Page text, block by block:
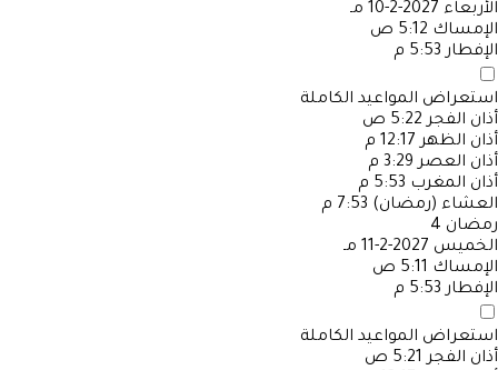
الأربعاء 2027-2-10 مـ
الإمساك 5:12 ص
الإفطار 5:53 م
استعراض المواعيد الكاملة
أذان الفجر 5:22 ص
أذان الظهر 12:17 م
أذان العصر 3:29 م
أذان المغرب 5:53 م
العشاء (رمضان) 7:53 م
رمضان 4
الخميس 2027-2-11 مـ
الإمساك 5:11 ص
الإفطار 5:53 م
استعراض المواعيد الكاملة
أذان الفجر 5:21 ص